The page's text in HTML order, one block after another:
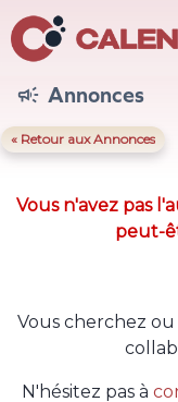
 Annonces
« Retour aux Annonces
Vous n'avez pas
peut-
Vous cherchez
N'hésitez pas à